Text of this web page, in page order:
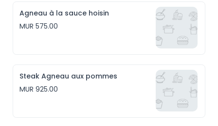
Agneau à la sauce hoisin
MUR 575.00
Steak Agneau aux pommes
MUR 925.00